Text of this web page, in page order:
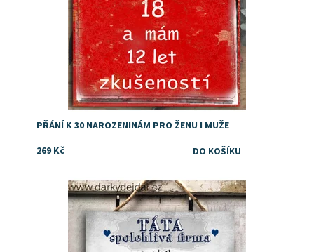
PŘÁNÍ K 30 NAROZENINÁM PRO ŽENU I MUŽE
269 Kč